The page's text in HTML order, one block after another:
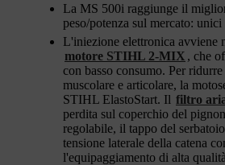
La MS 500i raggiunge il
peso/potenza sul mercato:
L'iniezione elettronica avviene
motore STIHL 2-MIX , che
con basso consumo. Per
muscolare e articolare, la
STIHL ElastoStart. Il filtro
perdita sul coperchio del
regolabile, il tappo del
tensione laterale della catena
l'equipaggiamento di alta